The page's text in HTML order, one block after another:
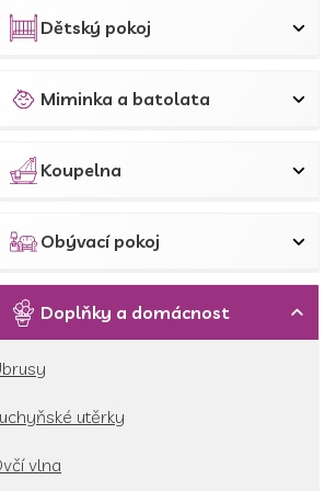
Dětský pokoj
Miminka a batolata
Koupelna
Obývací pokoj
Doplňky a domácnost
utěrky
vlna